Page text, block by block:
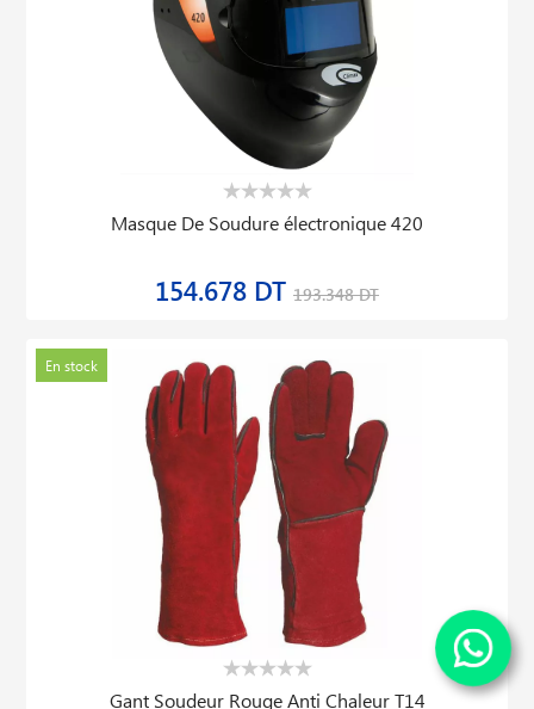
Masque De Soudure électronique 420
154.678 DT 193.348 DT
En stock
Gant Soudeur Rouge Anti Chaleur T14